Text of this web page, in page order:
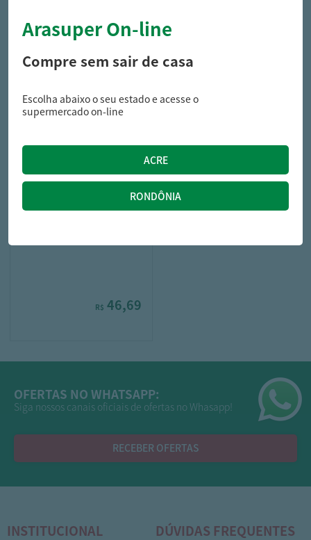
R$ 36,49
R$ 46,69
OFERTAS NO WHATSAPP:
Siga nossos canais oficiais de ofertas no Whasapp!
RECEBER OFERTAS
INSTITUCIONAL DÚVIDAS FREQUENTES
Arasuper On-line
Compre sem sair de casa
Escolha abaixo o seu estado e acesse o
supermercado on-line